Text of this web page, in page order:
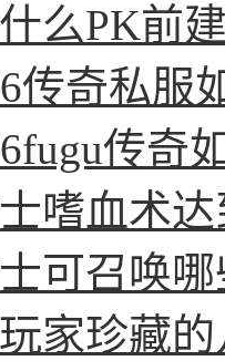
么PK前
传奇私服
传奇
嗜血术
可召唤
家珍藏